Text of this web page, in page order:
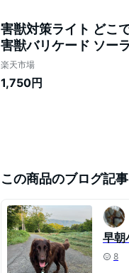
害獣対策ライト どこ
害獣バリケード ソー
イノシシ避け 忌避用
楽天市場
1,750円
この商品のブログ記事
早朝
8